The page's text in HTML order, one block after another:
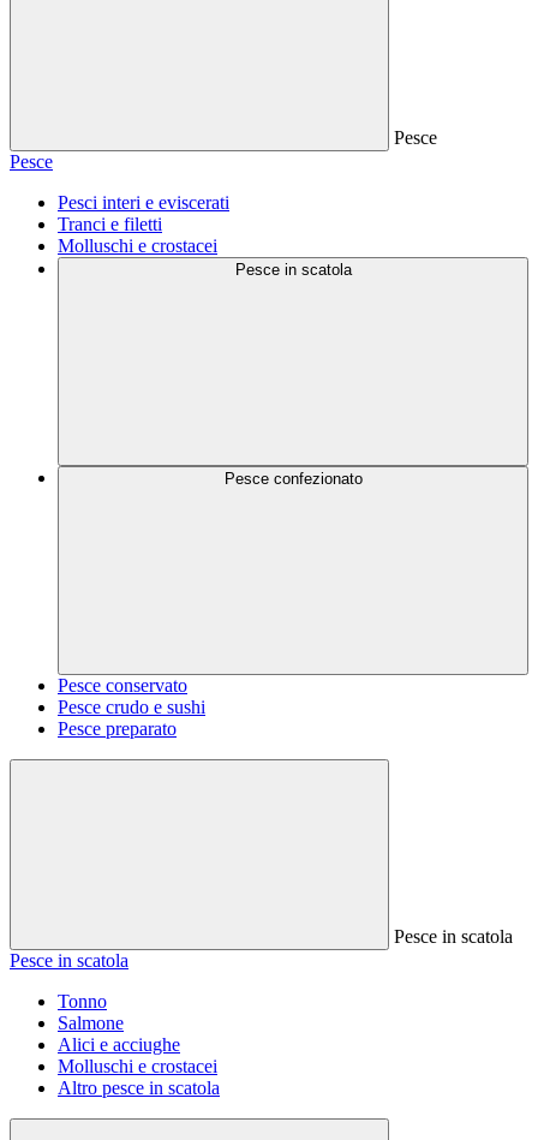
Pesce
Pesce
Pesci interi e eviscerati
Tranci e filetti
Molluschi e crostacei
Pesce in scatola
Pesce confezionato
Pesce conservato
Pesce crudo e sushi
Pesce preparato
Pesce in scatola
Pesce in scatola
Tonno
Salmone
Alici e acciughe
Molluschi e crostacei
Altro pesce in scatola